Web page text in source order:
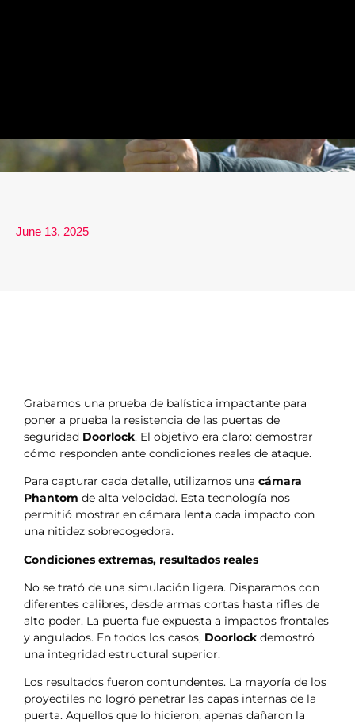
June 13, 2025
Grabamos una prueba de balística impactante para
poner a prueba la resistencia de las puertas de
seguridad Doorlock. El objetivo era claro: demostrar
cómo responden ante condiciones reales de ataque.
Para capturar cada detalle, utilizamos una cámara
Phantom de alta velocidad. Esta tecnología nos
permitió mostrar en cámara lenta cada impacto con
una nitidez sobrecogedora.
Condiciones extremas, resultados reales
No se trató de una simulación ligera. Disparamos con
diferentes calibres, desde armas cortas hasta rifles de
alto poder. La puerta fue expuesta a impactos frontales
y angulados. En todos los casos, Doorlock demostró
una integridad estructural superior.
Los resultados fueron contundentes. La mayoría de los
proyectiles no logró penetrar las capas internas de la
puerta. Aquellos que lo hicieron, apenas dañaron la